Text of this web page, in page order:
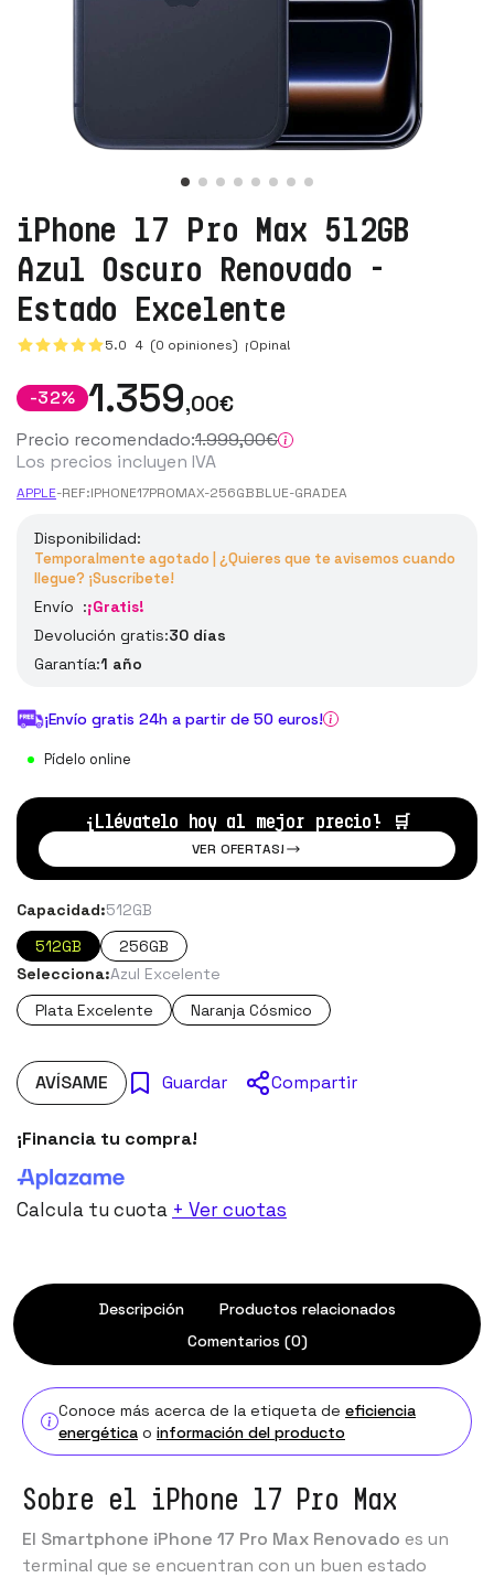
iPhone 17 Pro Max 512GB
Azul Oscuro Renovado -
Estado Excelente
5.0 4 (0 opiniones) ¡Opina!
-32% 1.359,00€
Precio recomendado:1.999,00€
Los precios incluyen IVA
APPLE-REF:IPHONE17PROMAX-256GBBLUE-GRADEA
Disponibilidad:
Temporalmente agotado | ¿Quieres que te avisemos cuando
llegue? ¡Suscríbete!
Envío :¡Gratis!
Devolución gratis:30 días
Garantía:1 año
¡Envío gratis 24h a partir de 50 euros!
Pídelo online
¡Llévatelo hoy al mejor precio! 🛒
VER OFERTAS!
Capacidad:512GB
512GB
256GB
Selecciona:Azul Excelente
Plata Excelente
Naranja Cósmico
AVÍSAME Guardar Compartir
¡Financia tu compra!
Calcula tu cuota + Ver cuotas
Descripción
Productos relacionados
Comentarios (0)
Conoce más acerca de la etiqueta de eficiencia
energética o información del producto
Sobre el iPhone 17 Pro Max
El Smartphone iPhone 17 Pro Max Renovado es un
terminal que se encuentran con un buen estado